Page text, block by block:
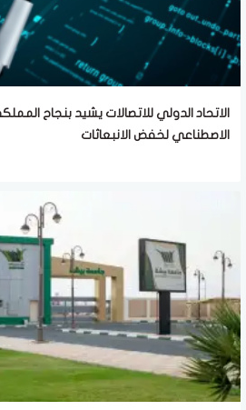
الاتحاد الدولي للاتصالات يشيد بنجاح
الاصطناعي لخفض الانبعاثات